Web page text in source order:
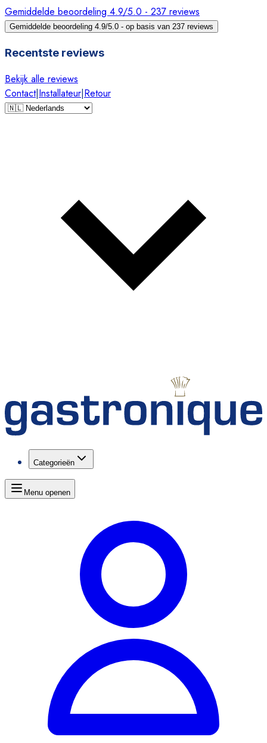
Gemiddelde beoordeling 4.9/5.0 - 237 reviews
Gemiddelde beoordeling 4.9/5.0 - op basis van 237 reviews
Recentste reviews
Bekijk alle reviews
Contact|Installateur|Retour
Categorieën
Menu openen